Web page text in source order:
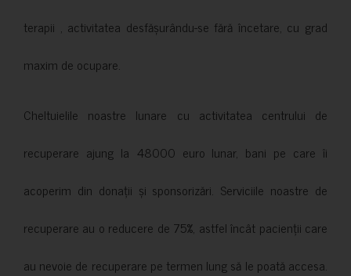
terapii , activitatea desfășurându-se fără încetare, cu grad
maxim de ocupare.
Cheltuielile noastre lunare cu activitatea centrului de
recuperare ajung la 48000 euro lunar, bani pe care îi
acoperim din donații și sponsorizări. Serviciile noastre de
recuperare au o reducere de 75%, astfel încât pacienții care
au nevoie de recuperare pe termen lung să le poată accesa.